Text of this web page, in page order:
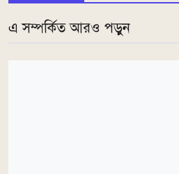
এ সম্পর্কিত আরও পড়ুন